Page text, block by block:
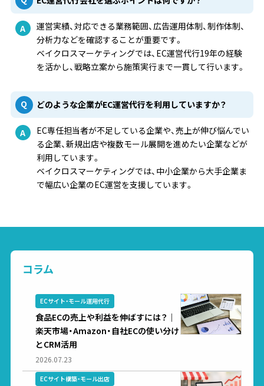
運営実績、対応できる業務範囲、広告運用体制、制作体制、
分析力などを確認することが重要です。
ベイクロスマーケティングでは、EC運営代行19年の経験
を活かし、戦略立案から施策実行まで一貫して行います。
どのような企業がEC運営代行を利用していますか？
EC専任担当者が不足している企業や、売上が伸び悩んでい
る企業、新規出店や複数モール展開を進めたい企業などが
利用しています。
ベイクロスマーケティングでは、中小企業から大手企業ま
で幅広い企業のEC運営を支援しています。
コラム
ECサイト・モール運用代行
食品ECの売上や利益を伸ばすには？｜
楽天市場・Amazon・自社ECの使い分け
とCRM活用
2026.07.23
ECサイト構築・モール出店